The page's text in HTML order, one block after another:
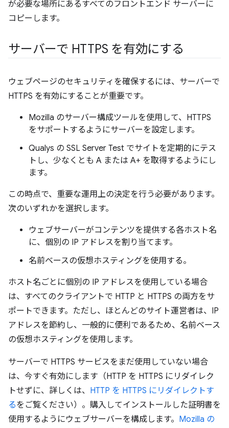
が必要な場所にあるすべてのフロントエンド サーバーに
コピーします。
サーバーで HTTPS を有効にする
ウェブページのセキュリティを確保するには、サーバーで
HTTPS を有効にすることが重要です。
Mozilla のサーバー構成ツールを使用して、HTTPS
をサポートするようにサーバーを設定します。
Qualys の SSL Server Test でサイトを定期的にテス
トし、少なくとも A または A+ を取得するようにし
ます。
この時点で、重要な運用上の決定を行う必要があります。
次のいずれかを選択します。
ウェブサーバーがコンテンツを提供する各ホスト名
に、個別の IP アドレスを割り当てます。
名前ベースの仮想ホスティングを使用する。
ホスト名ごとに個別の IP アドレスを使用している場合
は、すべてのクライアントで HTTP と HTTPS の両方をサ
ポートできます。ただし、ほとんどのサイト運営者は、IP
アドレスを節約し、一般的に便利であるため、名前ベース
の仮想ホスティングを使用します。
サーバーで HTTPS サービスをまだ使用していない場合
は、今すぐ有効にします（HTTP を HTTPS にリダイレク
トせずに、詳しくは、 HTTP を HTTPS にリダイレクトす
るをご覧ください）。購入してインストールした証明書を
使用するようにウェブサーバーを構成します。 Mozilla の